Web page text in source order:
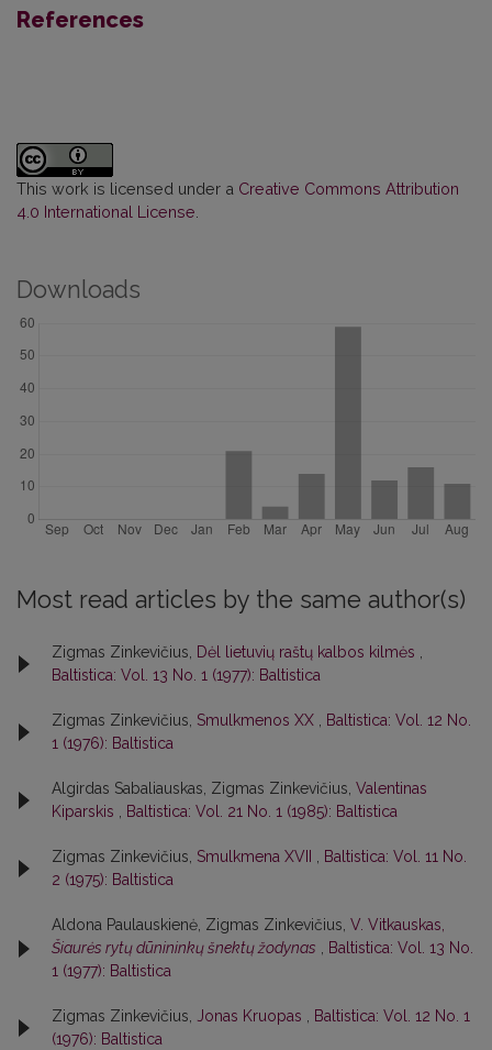
References
This work is licensed under a Creative Commons Attribution
4.0 International License.
Downloads
Most read articles by the same author(s)
Zigmas Zinkevičius, Dėl lietuvių raštų kalbos kilmės ,
Baltistica: Vol. 13 No. 1 (1977): Baltistica
Zigmas Zinkevičius, Smulkmenos XX , Baltistica: Vol. 12 No.
1 (1976): Baltistica
Algirdas Sabaliauskas, Zigmas Zinkevičius, Valentinas
Kiparskis , Baltistica: Vol. 21 No. 1 (1985): Baltistica
Zigmas Zinkevičius, Smulkmena XVII , Baltistica: Vol. 11 No.
2 (1975): Baltistica
Aldona Paulauskienė, Zigmas Zinkevičius, V. Vitkauskas,
Šiaurės rytų dūnininkų šnektų žodynas , Baltistica: Vol. 13 No.
1 (1977): Baltistica
Zigmas Zinkevičius, Jonas Kruopas , Baltistica: Vol. 12 No. 1
(1976): Baltistica